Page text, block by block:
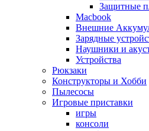
Защитные
Macbook
Внешние
Зарядные
Наушники и
Устройства
Рюкзаки
Конструкторы и Хобби
Пылесосы
Игровые приставки
игры
консоли